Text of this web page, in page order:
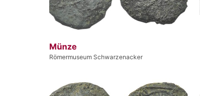
Münze
Römermuseum Schwarzenacker